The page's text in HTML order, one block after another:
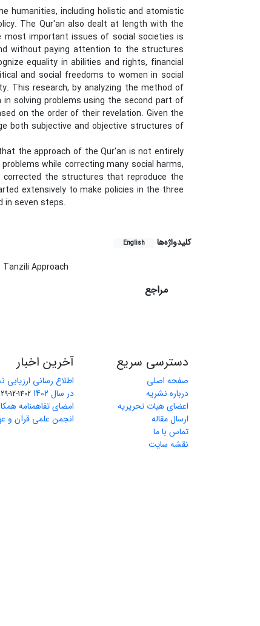
humanities, including holistic and atomistic
The Qur'an also dealt at length with the
important issues of social societies is
without paying attention to the structures
equality in abilities and rights, financial
and social freedoms to women in social
This research, by analyzing the method of
solving problems using the second part of
on the order of their revelation. Given the
both subjective and objective structures of
the approach of the Qur'an is not entirely
while correcting many social harms,
corrected the structures that reproduce the
extensively to make policies in the three
in seven steps.
کلیدواژه‌ها English
Tanzili Approach
مراجع
دسترسی سریع
صفحه اصلی
درباره نشریه
اعضای هیات تحریریه
ارسال مقاله
تماس با ما
نقشه سایت
آخرین اخبار
اطلاع رسانی ارزیابی
در سال 1402
1402-12-29
امضای تفاهمنامه
انجمن علمی قرآن و